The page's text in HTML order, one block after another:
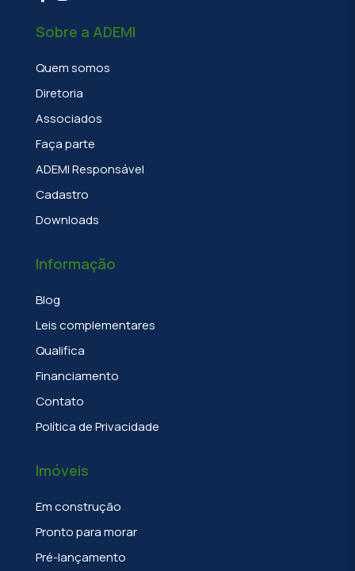
Sobre a ADEMI
Quem somos
Diretoria
Associados
Faça parte
ADEMI Responsável
Cadastro
Downloads
Informação
Blog
Leis complementares
Qualifica
Financiamento
Contato
Política de Privacidade
Imóveis
Em construção
Pronto para morar
Pré-lançamento